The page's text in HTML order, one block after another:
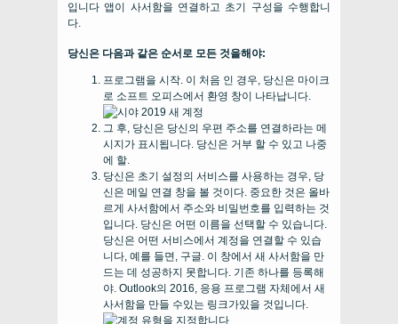
입니다 앱이 사서함을 연결하고 초기 구성을 수행합니
다.
당신은 다음과 같은 순서로 모든 것을해야:
프로그램을 시작. 이 처음 인 경우, 당신은 마이크
로 소프트 오피스에서 환영 창이 나타납니다.
그 후, 당신은 당신의 우편 주소를 연결하라는 메
시지가 표시됩니다. 당신은 거부 할 수 있고 나중
에 할.
당신은 초기 설정의 서비스를 사용하는 경우, 당
신은 메일 연결 창을 볼 것이다. 중요한 것은 올바
르게 사서함에서 주소와 비밀번호를 입력하는 것
입니다. 당신은 어떤 이름을 선택할 수 있습니다.
당신은 어떤 서비스에서 계정을 연결할 수 있습
니다, 예를 들면, 구글. 이 창에서 새 사서함을 만
드는 데 성공하지 못합니다. 기존 하나를 등록해
야. Outlook의 2016, 응용 프로그램 자체에서 새
사서함을 만들 수있는 링크가있을 것입니다.